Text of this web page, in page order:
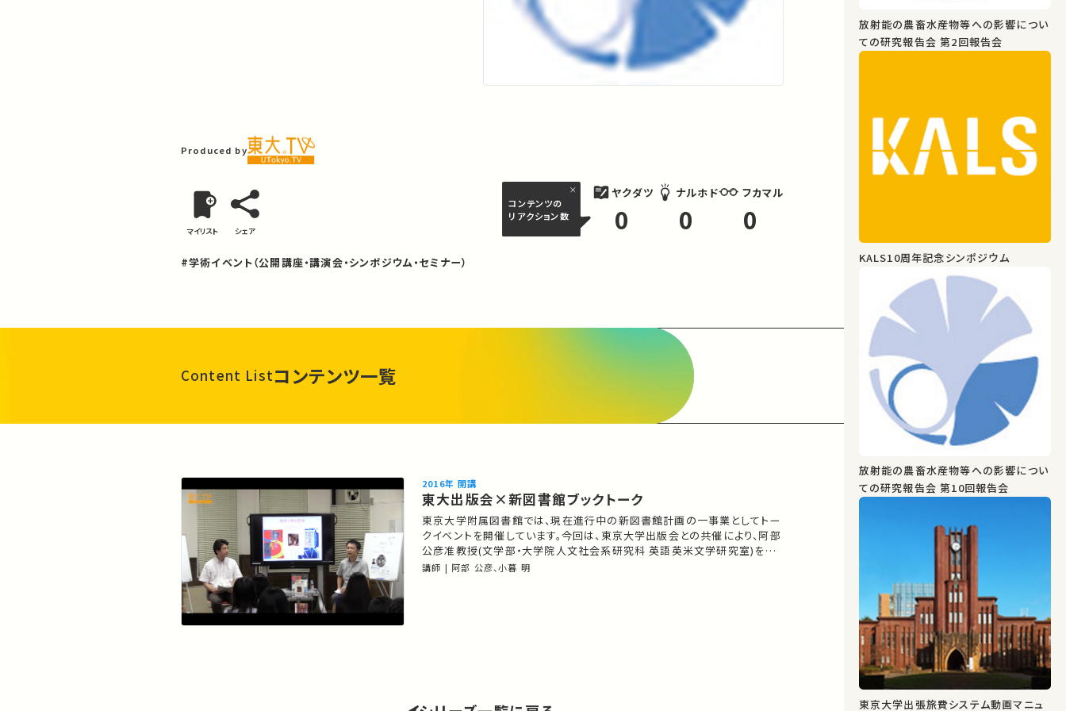
Produced by
マイリスト シェア
コンテンツの
リアクション数
ヤクダツ
0
ナルホド
0
フカマル
0
#学術イベント（公開講座・講演会・シンポジウム・セミナー）
Content Listコンテンツ一覧
2016年 開講
東大出版会×新図書館ブックトーク
東京大学附属図書館では、現在進行中の新図書館計画の一事業としてトー
クイベントを開催しています。今回は、東京⼤学出版会との共催により、阿部
公彦准教授(⽂学部・⼤学院⼈⽂社会系研究科 英語英⽶⽂学研究室)をお
迎えして、ブックトークを開催いたしました。 学術書を出版することについ
講師 | 阿部 公彦、小暮 明
放射能の農畜水産物等への影響につい
ての研究報告会 第2回報告会
KALS10周年記念シンポジウム
放射能の農畜水産物等への影響につい
ての研究報告会 第10回報告会
東京大学出張旅費システム動画マニュ